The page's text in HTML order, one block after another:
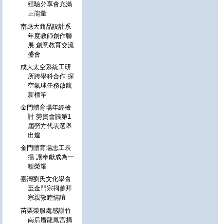
經驗分享會充滿
正能量
南應大商品設計系
年度教師創作聯
展 創意教育交流
盛會
成大太空系統工研
所跨學科合作 探
空氣球任務啟航
新標竿
金門體育場年終檢
討 勞資會議第1
屆勞方代表選舉
出爐
金門體育場志工表
揚 讓奉獻成為一
種榮耀
臺灣劉氏文化學會
至金門宗祠參拜
宗親敦睦情誼
苗栗榮服處感謝竹
南后厝龍鳳宮捐